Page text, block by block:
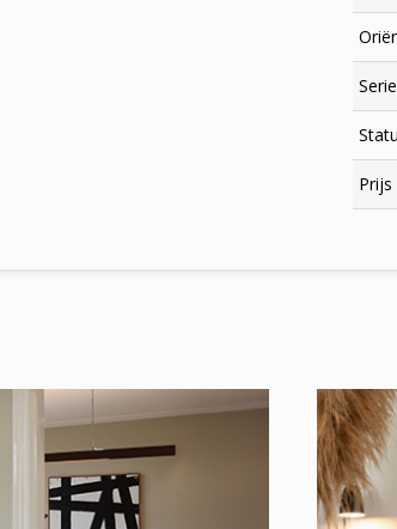
Prijs
Meld je aan
voor onze
E-
mailadres